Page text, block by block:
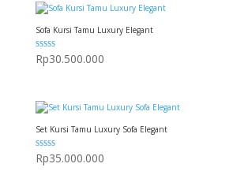
Sofa Kursi Tamu Luxury Elegant
Dinilai
5.00
dari 5
Rp30.500.000
Set Kursi Tamu Luxury Sofa Elegant
Dinilai
5.00
dari 5
Rp35.000.000